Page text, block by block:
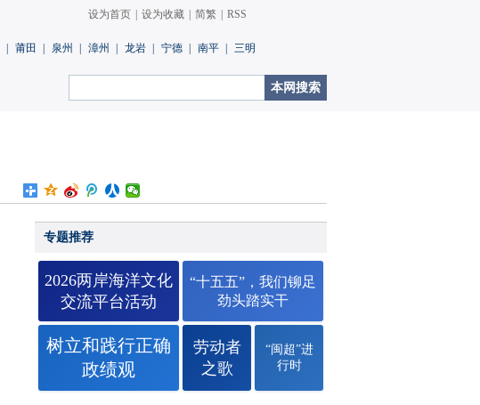
设为首页 设为收藏 简繁 RSS
莆田 泉州 漳州 龙岩 宁德 南平 三明
专题推荐
2026两岸海洋文化
交流平台活动
“十五五”，我们铆足
劲头踏实干
树立和践行正确
政绩观
劳动者
之歌
“闽超”进
行时